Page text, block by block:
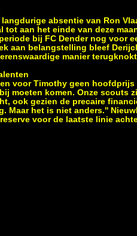
langdurige absentie van Ron
tot aan het einde van deze
bij FC Dender nog voor
aan belangstelling bleef
manier
voor Timothy geen hoofdprijs
moeten komen. Onze scouts
ook gezien de precaire
Maar het is niet anders.''
voor de laatste linie